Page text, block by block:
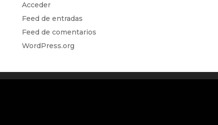
Acceder
Feed de entradas
Feed de comentarios
WordPress.org